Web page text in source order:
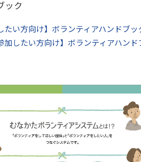
ック
たい方向け】ボランティアハンドブッ
加したい方向け】ボランティアハン